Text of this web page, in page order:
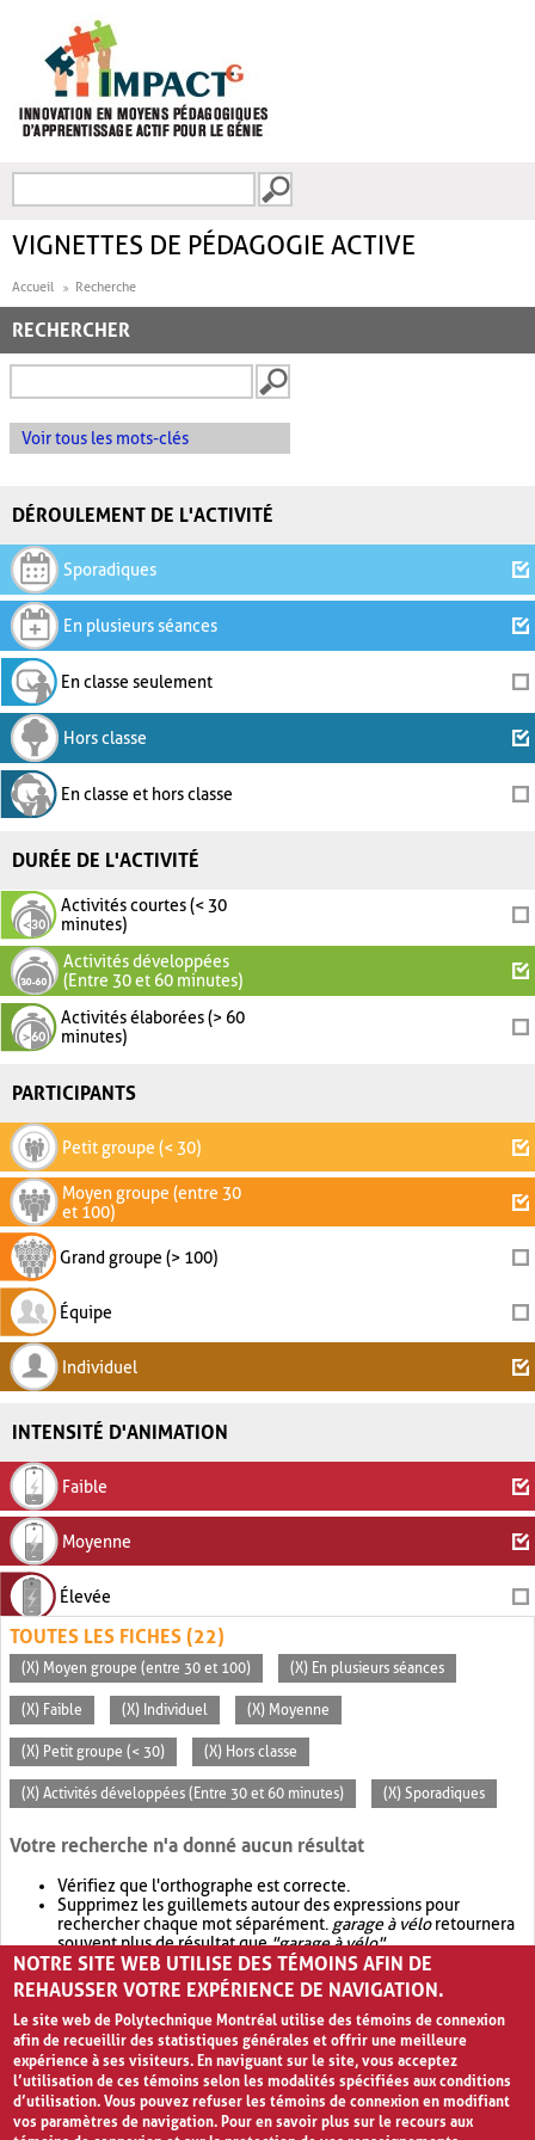
FORMULAIRE DE
VIGNETTES DE PÉDAGOGIE ACTIVE
Accueil Recherche
RECHERCHER
Voir tous les mots-clés
DÉROULEMENT DE L'ACTIVITÉ
Sporadiques
En plusieurs séances
En classe seulement
Hors classe
En classe et hors classe
DURÉE DE L'ACTIVITÉ
Activités courtes (< 30
minutes)
Activités développées
(Entre 30 et 60 minutes)
Activités élaborées (> 60
minutes)
PARTICIPANTS
Petit groupe (< 30)
Moyen groupe (entre 30
et 100)
Grand groupe (> 100)
Équipe
Individuel
INTENSITÉ D'ANIMATION
Faible
Moyenne
Élevée
TOUTES LES FICHES (22)
(X) Moyen groupe (entre 30 et 100) (X) En plusieurs séances
(X) Faible (X) Individuel (X) Moyenne
(X) Petit groupe (< 30) (X) Hors classe
(X) Activités développées (Entre 30 et 60 minutes) (X) Sporadiques
Votre recherche n'a donné aucun résultat
Vérifiez que l'orthographe est correcte.
Supprimez les guillemets autour des expressions pour
rechercher chaque mot séparément. garage à véloretournera
souvent plus de résultat que"garage à vélo".
Envisagez d'élargir votre recherche avec OR.garage OR vélo
retournera souvent plus de résultat quegarage à vélo
NOTRE SITE WEB UTILISE DES TÉMOINS AFIN DE
REHAUSSER VOTRE EXPÉRIENCE DE NAVIGATION.
Le site web de Polytechnique Montréal utilise des témoins de connexion
afin de recueillir des statistiques générales et offrir une meilleure
expérience à ses visiteurs. En naviguant sur le site, vous acceptez
l’utilisation de ces témoins selon les modalités spécifiées aux conditions
d’utilisation. Vous pouvez refuser les témoins de connexion en modifiant
vos paramètres de navigation. Pour en savoir plus sur le recours aux